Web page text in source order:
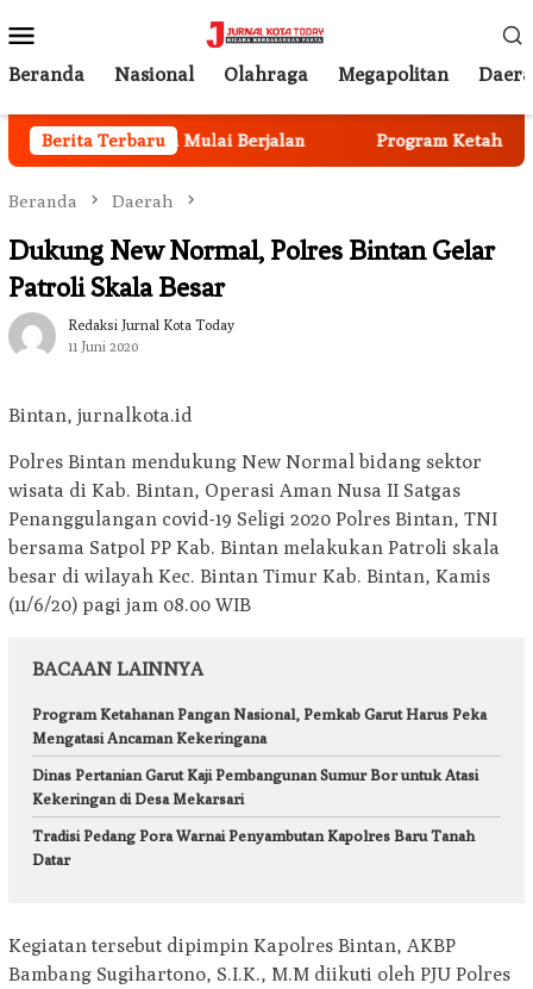
ke
kontenMobile
Beranda Nasional Olahraga Megapolitan
Berita Terbaru
Anggota Mulai Berjalan Program Ketahanan
Beranda Daerah
Dukung New Normal, Polres Bintan Gelar
Patroli Skala Besar
Redaksi Jurnal Kota Today
11 Juni 2020
Bintan, jurnalkota.id
Polres Bintan mendukung New Normal bidang sektor
wisata di Kab. Bintan, Operasi Aman Nusa II Satgas
Penanggulangan covid-19 Seligi 2020 Polres Bintan, TNI
bersama Satpol PP Kab. Bintan melakukan Patroli skala
besar di wilayah Kec. Bintan Timur Kab. Bintan, Kamis
(11/6/20) pagi jam 08.00 WIB
BACAAN LAINNYA
Program Ketahanan Pangan Nasional, Pemkab Garut Harus Peka
Mengatasi Ancaman Kekeringana
Dinas Pertanian Garut Kaji Pembangunan Sumur Bor untuk Atasi
Kekeringan di Desa Mekarsari
Tradisi Pedang Pora Warnai Penyambutan Kapolres Baru Tanah
Datar
Kegiatan tersebut dipimpin Kapolres Bintan, AKBP
Bambang Sugihartono, S.I.K., M.M diikuti oleh PJU Polres